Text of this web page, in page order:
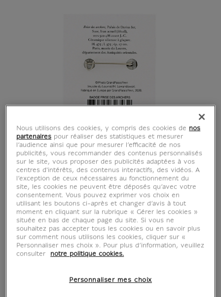
Badge Frise des
archers
CU500642
Darius Ier, Sus, Iran actuel (détail), vers 522-
Nous utilisons des cookies, y compris des cookies de nos
partenaires pour réaliser des statistiques et mesurer
l’audience ainsi que pour mesurer l’efficacité de nos
publicités, vous recommander des contenus personnalisés
sur le site, vous proposer des publicités adaptées à vos
centres d'intérêts, des contenus interactifs, des vidéos. A
l’exception de ceux nécessaires au fonctionnement du
site, les cookies ne peuvent être déposés qu’avec votre
consentement. Vous pouvez exprimer vos choix en
utilisant les boutons ci-après et changer d’avis à tout
moment en cliquant sur la rubrique « Gérer les cookies »
située en bas de chaque page du site. Si vous ne
souhaitez pas accepter tous les cookies ou en savoir plus
sur comment nous utilisons les cookies, cliquer sur «
Personnaliser mes choix ». Pour plus d’information, veuillez
consulter
notre politique cookies.
Personnaliser mes choix